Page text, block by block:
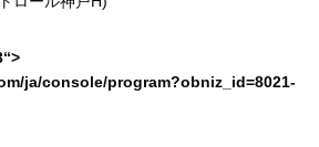
“>
ja/console/program?obniz_id=8021-